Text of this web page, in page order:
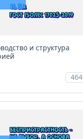
и структура
464